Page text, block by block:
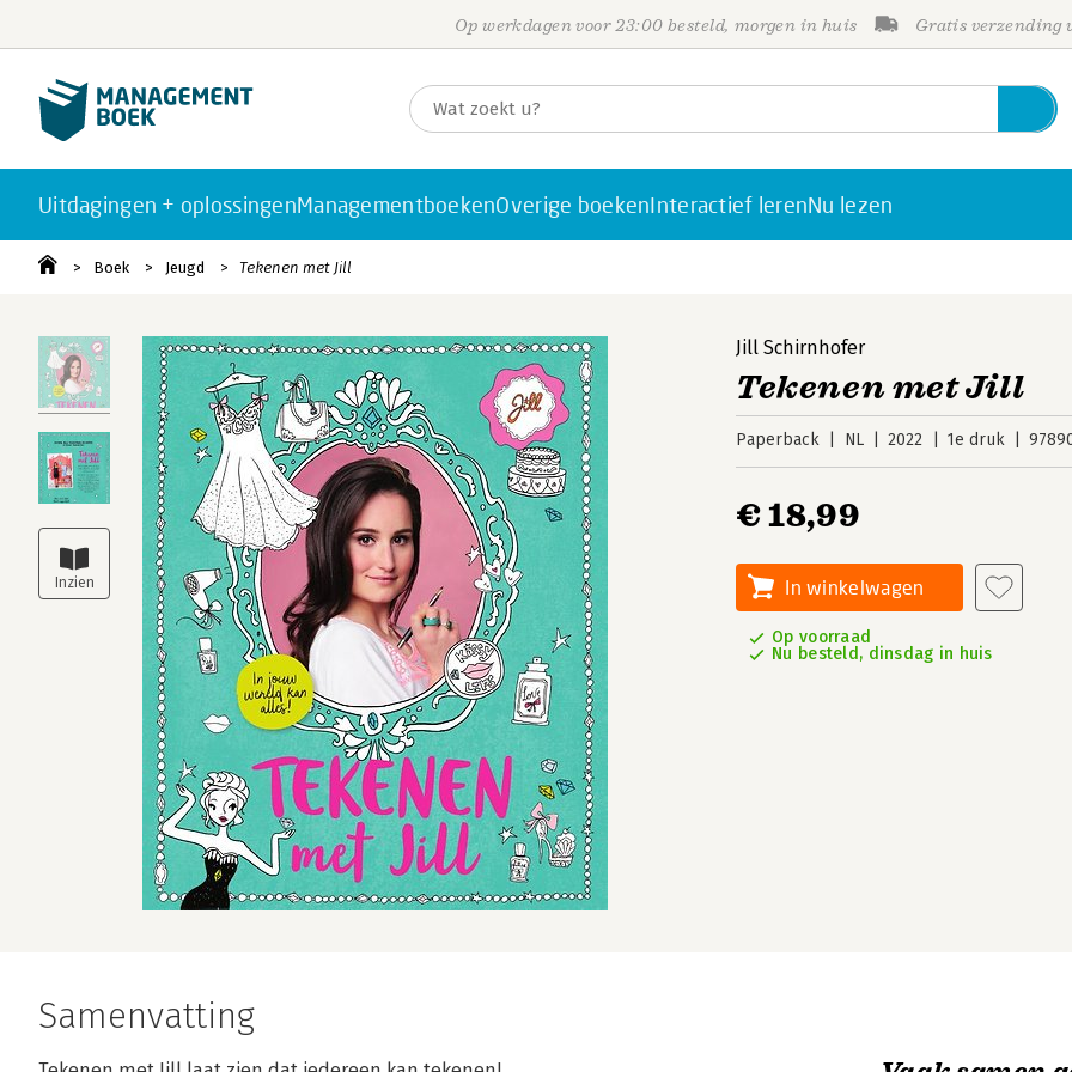
Op werkdagen voor 23:00 besteld, morgen in huis Gratis verzending
Uitdagingen + oplossingenManagementboekenOverige boekenInteractief lerenNu lezen
Boek Jeugd Tekenen met Jill
Jill Schirnhofer
Tekenen met Jill
Paperback NL 2022 1e druk
€ 18,99
In winkelwagen
Op voorraad
Nu besteld, dinsdag in huis
Samenvatting